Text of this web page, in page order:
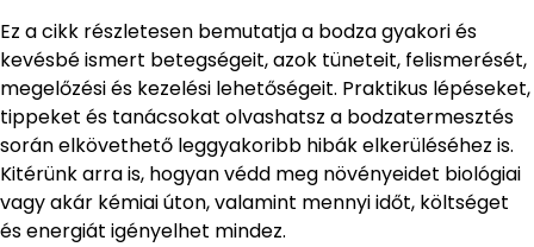
Ez a cikk részletesen bemutatja a bodza gyakori és
kevésbé ismert betegségeit, azok tüneteit, felismerését,
megelőzési és kezelési lehetőségeit. Praktikus lépéseket,
tippeket és tanácsokat olvashatsz a bodzatermesztés
során elkövethető leggyakoribb hibák elkerüléséhez is.
Kitérünk arra is, hogyan védd meg növényeidet biológiai
vagy akár kémiai úton, valamint mennyi időt, költséget
és energiát igényelhet mindez.